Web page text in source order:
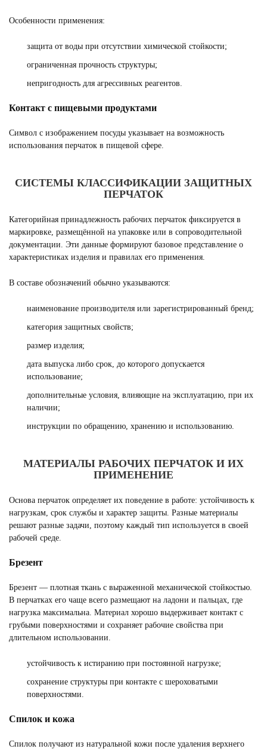
Особенности применения:
защита от воды при отсутствии химической стойкости;
ограниченная прочность структуры;
непригодность для агрессивных реагентов.
Контакт с пищевыми продуктами
Символ с изображением посуды указывает на возможность
использования перчаток в пищевой сфере.
СИСТЕМЫ КЛАССИФИКАЦИИ ЗАЩИТНЫХ
ПЕРЧАТОК
Категорийная принадлежность рабочих перчаток фиксируется в
маркировке, размещённой на упаковке или в сопроводительной
документации. Эти данные формируют базовое представление о
характеристиках изделия и правилах его применения.
В составе обозначений обычно указываются:
наименование производителя или зарегистрированный бренд;
категория защитных свойств;
размер изделия;
дата выпуска либо срок, до которого допускается
использование;
дополнительные условия, влияющие на эксплуатацию, при их
наличии;
инструкции по обращению, хранению и использованию.
МАТЕРИАЛЫ РАБОЧИХ ПЕРЧАТОК И ИХ
ПРИМЕНЕНИЕ
Основа перчаток определяет их поведение в работе: устойчивость к
нагрузкам, срок службы и характер защиты. Разные материалы
решают разные задачи, поэтому каждый тип используется в своей
рабочей среде.
Брезент
Брезент — плотная ткань с выраженной механической стойкостью.
В перчатках его чаще всего размещают на ладони и пальцах, где
нагрузка максимальна. Материал хорошо выдерживает контакт с
грубыми поверхностями и сохраняет рабочие свойства при
длительном использовании.
устойчивость к истиранию при постоянной нагрузке;
сохранение структуры при контакте с шероховатыми
поверхностями.
Спилок и кожа
Спилок получают из натуральной кожи после удаления верхнего